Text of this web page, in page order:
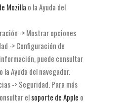
Mozilla o la Ayuda del
-> Mostrar opciones
-> Configuración de
puede consultar
o la Ayuda del navegador.
-> Seguridad. Para más
elsoporte de Apple o